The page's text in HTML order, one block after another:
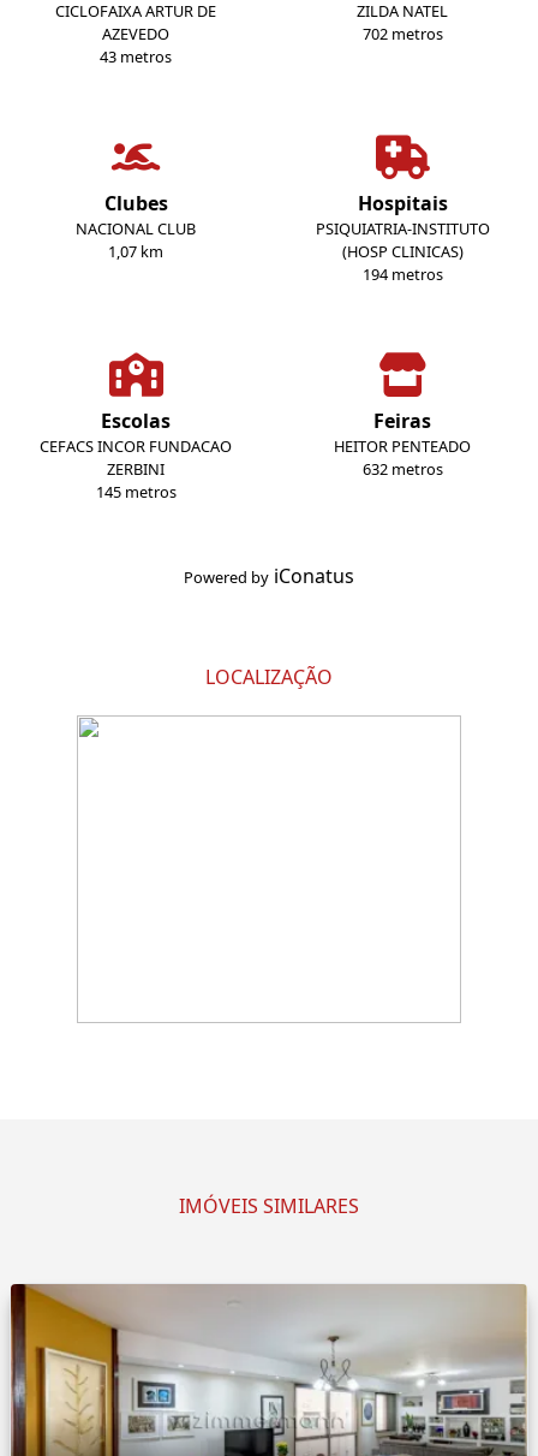
CICLOFAIXA ARTUR DE
AZEVEDO
43 metros
ZILDA NATEL
702 metros
Clubes
NACIONAL CLUB
1,07 km
Hospitais
PSIQUIATRIA-INSTITUTO
(HOSP CLINICAS)
194 metros
Escolas
CEFACS INCOR FUNDACAO
ZERBINI
145 metros
Feiras
HEITOR PENTEADO
632 metros
Powered by iConatus
LOCALIZAÇÃO
IMÓVEIS SIMILARES